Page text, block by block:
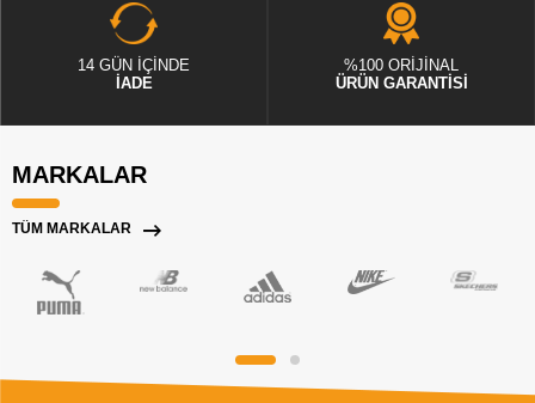
14 GÜN İÇİNDE
İADE
%100 ORİJİNAL
ÜRÜN GARANTİSİ
MARKALAR
TÜM MARKALAR